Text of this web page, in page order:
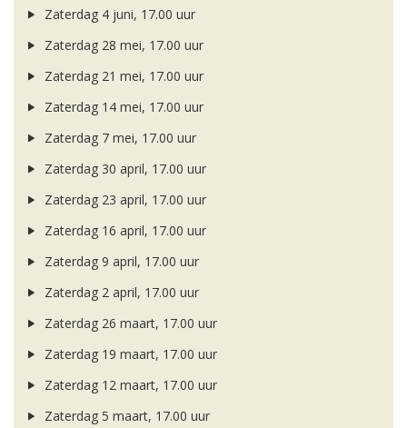
Zaterdag 4 juni, 17.00 uur
Zaterdag 28 mei, 17.00 uur
Zaterdag 21 mei, 17.00 uur
Zaterdag 14 mei, 17.00 uur
Zaterdag 7 mei, 17.00 uur
Zaterdag 30 april, 17.00 uur
Zaterdag 23 april, 17.00 uur
Zaterdag 16 april, 17.00 uur
Zaterdag 9 april, 17.00 uur
Zaterdag 2 april, 17.00 uur
Zaterdag 26 maart, 17.00 uur
Zaterdag 19 maart, 17.00 uur
Zaterdag 12 maart, 17.00 uur
Zaterdag 5 maart, 17.00 uur